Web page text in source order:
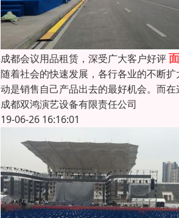
成都会议用品租赁，深受广大客户好评
随着社会的快速发展，各行各业的不断
动是销售自己产品出去的最好机会。而
成都双鸿演艺设备有限责任公司
19-06-26 16:16:01